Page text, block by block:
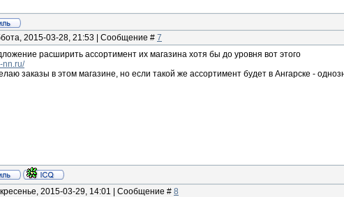
2015-03-28, 21:53 | Сообщение # 7
расширить ассортимент их магазина хотя бы до уровня вот этого
nn.ru/
заказы в этом магазине, но если такой же ассортимент будет в Ангарске -
2015-03-29, 14:01 | Сообщение # 8